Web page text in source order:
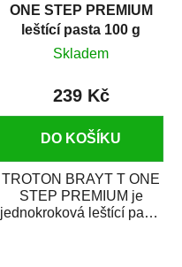
ONE STEP PREMIUM
leštící pasta 100 g
Skladem
239 Kč
DO KOŠÍKU
TROTON BRAYT T ONE
STEP PREMIUM je
jednokroková leštící pasta